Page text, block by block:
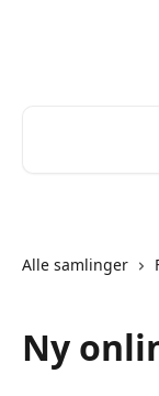
Alle samlinger
Ny